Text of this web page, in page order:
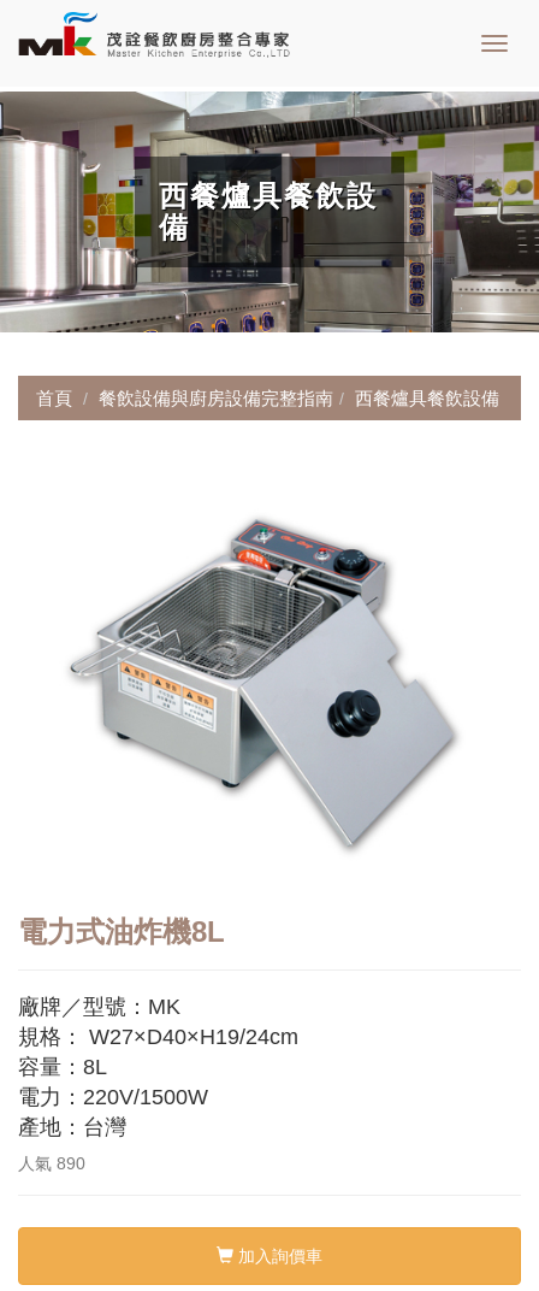
西餐爐具餐飲設
備
首頁 餐飲設備與廚房設備完整指南 西餐爐具餐飲設備
電力式油炸機8L
廠牌／型號：MK
規格： W27×D40×H19/24cm
容量：8L
電力：220V/1500W
產地：台灣
人氣 890
加入詢價車